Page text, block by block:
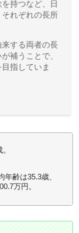
持つなど、日
れぞれの長所
する両者の長
補うことで、
指していま
齢は35.3歳、
万円。